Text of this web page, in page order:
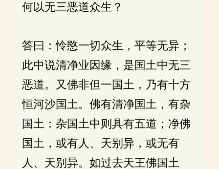
何以无三恶道众生？
答曰：怜愍一切众生，平等无异；
此中说清净业因缘，是国土中无三
恶道。又佛非但一国土，乃有十方
恒河沙国土。佛有清净国土，有杂
国土：杂国土中则具有五道；净佛
国土，或有人、天别异，或无有
人、天别异。如过去天王佛国土